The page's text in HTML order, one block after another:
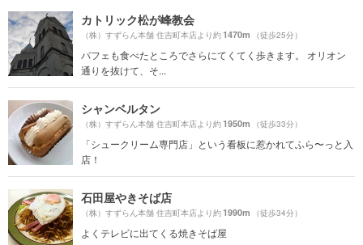
カトリック松が峰教会
（株）すずらん本舗 住吉町本店より約1470m （徒歩25分）
パフェも食べたところでさらにてくてく歩きます。 オリオン
通りを抜けて、そ...
シャンベルタン
（株）すずらん本舗 住吉町本店より約1950m （徒歩33分）
「シュークリーム専門店」という看板に惹かれてふら〜っと入
店！
石田屋やきそば店
（株）すずらん本舗 住吉町本店より約1990m （徒歩34分）
よくテレビに出てくる焼きそば屋